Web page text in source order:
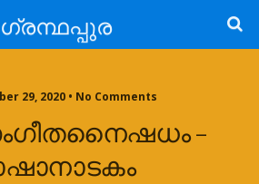
ഗ്രന്ഥപ്പുര
29, 2020 • No Comments
–